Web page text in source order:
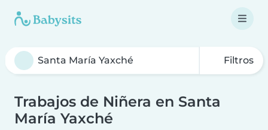
Filtros
Trabajos de Niñera en Santa
María Yaxché